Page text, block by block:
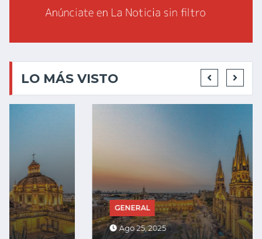
LO MÁS VISTO
GENERAL
Ago 25, 2025